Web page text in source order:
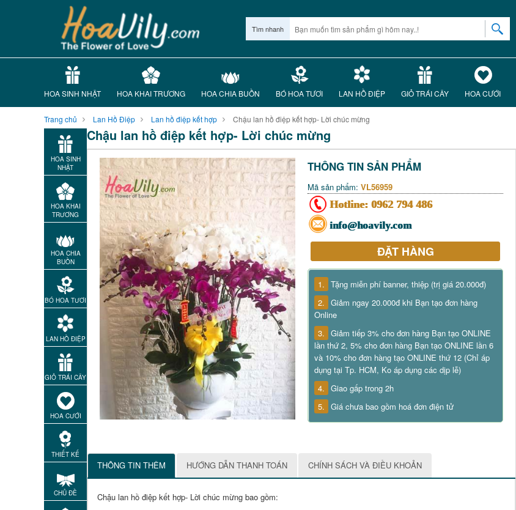
Tìm nhanh
HOA SINH NHẬT HOA KHAI TRƯƠNG HOA CHIA BUỒN BÓ HOA TƯƠI LAN HỒ ĐIỆP GIỎ TRÁI CÂY HOA CƯỚI
Trang chủ Lan Hồ Điệp Lan hồ điệp kết hợp Chậu lan hồ điệp kết hợp- Lời chúc mừng
HOA SINH
NHẬT
HOA KHAI
TRƯƠNG
HOA CHIA
BUỒN
BÓ HOA TƯƠI
LAN HỒ ĐIỆP
GIỎ TRÁI CÂY
HOA CƯỚI
THIẾT KẾ
CHỦ ĐỀ
Chậu lan hồ điệp kết hợp- Lời chúc mừng
THÔNG TIN SẢN PHẨM
Mã sản phẩm: VL56959
Hotline: 0962 794 486
info@hoavily.com
ĐẶT HÀNG
1. Tặng miễn phí banner, thiệp (trị giá 20.000đ)
2. Giảm ngay 20.000đ khi Bạn tạo đơn hàng
Online
3. Giảm tiếp 3% cho đơn hàng Bạn tạo ONLINE
lần thứ 2, 5% cho đơn hàng Bạn tạo ONLINE lần 6
và 10% cho đơn hàng tạo ONLINE thứ 12 (Chỉ áp
dụng tại Tp. HCM, Ko áp dụng các dịp lễ)
4. Giao gấp trong 2h
5. Giá chưa bao gồm hoá đơn điện tử
THÔNG TIN THÊM HƯỚNG DẪN THANH TOÁN CHÍNH SÁCH VÀ ĐIỀU KHOẢN
Chậu lan hồ điệp kết hợp- Lời chúc mừng bao gồm: